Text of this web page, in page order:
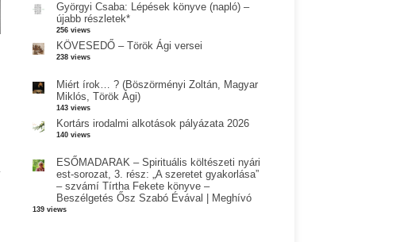
Györgyi Csaba: Lépések könyve (napló) –
újabb részletek*
256 views
KÖVESEDŐ – Török Ági versei
238 views
Miért írok… ? (Böszörményi Zoltán, Magyar
Miklós, Török Ági)
143 views
Kortárs irodalmi alkotások pályázata 2026
140 views
ESŐMADARAK – Spirituális költészeti nyári
est-sorozat, 3. rész: „A szeretet gyakorlása”
– szvámí Tírtha Fekete könyve –
Beszélgetés Ősz Szabó Évával | Meghívó
139 views